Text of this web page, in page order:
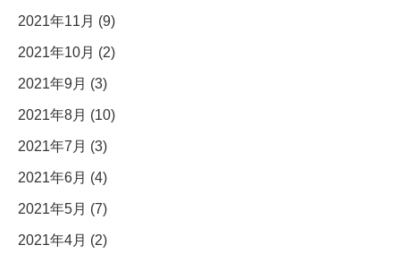
2021年11月 (9)
2021年10月 (2)
2021年9月 (3)
2021年8月 (10)
2021年7月 (3)
2021年6月 (4)
2021年5月 (7)
2021年4月 (2)